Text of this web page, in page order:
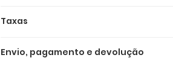
Taxas
a 22%).
Envio, pagamento e devolução